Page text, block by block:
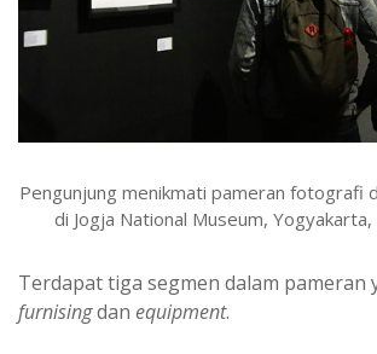
Pengunjung menikmati pameran fotografi
di Jogja National Museum,
Terdapat tiga segmen dalam pameran
furnisingdan equipment.